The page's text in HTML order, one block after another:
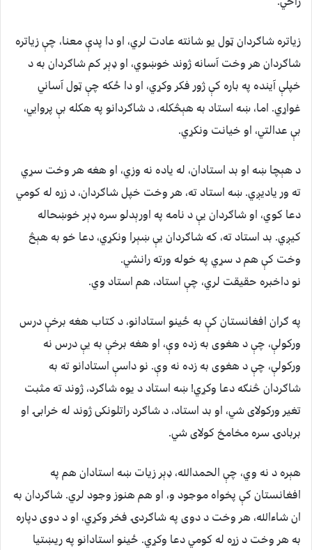
زیاتره شاګردان ټول یو شانته عادت لري، او دا پدې معنا، چې زیاتره
شاګردان هر وخت آسانه ژوند خوښوي، او ډېر کم شاګردان به د
خپلې آینده په باره کې ژور فکر وکړي، او دا ځکه چې ټول آساني
غواړي. اما، ښه استاد به هېڅکله، د شاګردانو په هکله بې پروایي،
بې عدالتي، او خیانت ونکړي.
د هېچا ښه او بد استادان، له یاده نه وزي، او هغه هر وخت سړي
ته ور یادیږي. ښه استاد ته، هر وخت خپل شاګردان، د زړه له کومي
دعا کوي، او شاګردان یې د نامه په اورېدلو سره ډېر خوښحاله
کیږي. بد استاد ته، که شاګردان یې ښېرا ونکړي، دعا خو به هېڅ
وخت کې هم د سړي په خوله ورته رانشي.
نو داخبره حقیقت لري، چې استاد، هم استاد وي.
په ګران افغانستان کې به ځینو استادانو، د کتاب هغه برخې درس
ورکولې، چې د هغوی به زده وې، او هغه برخې به یې درس نه
ورکولې، چې د هغوی به زده نه وې. نو داسې استادانو ته به
شاګردان څنګه دعا وکړي! ښه استاد د یوه شاګرد، ژوند ته مثبت
تغیر ورکولای شي، او بد استاد، د شاګرد راتلونکی ژوند له خرابۍ او
بربادۍ سره مخامخ کولای شي.
هېره د نه وي، چې الحمدالله، ډېر زیات ښه استادان هم په
افغانستان کې پخواه موجود و، او هم هنوز وجود لري. شاګردان به
ان شاءالله، هر وخت د دوی په شاګردۍ فخر وکړي، او د دوی دپاره
به هر وخت د زړه له کومي دعا وکړي. ځینو استادانو په ریښتیا